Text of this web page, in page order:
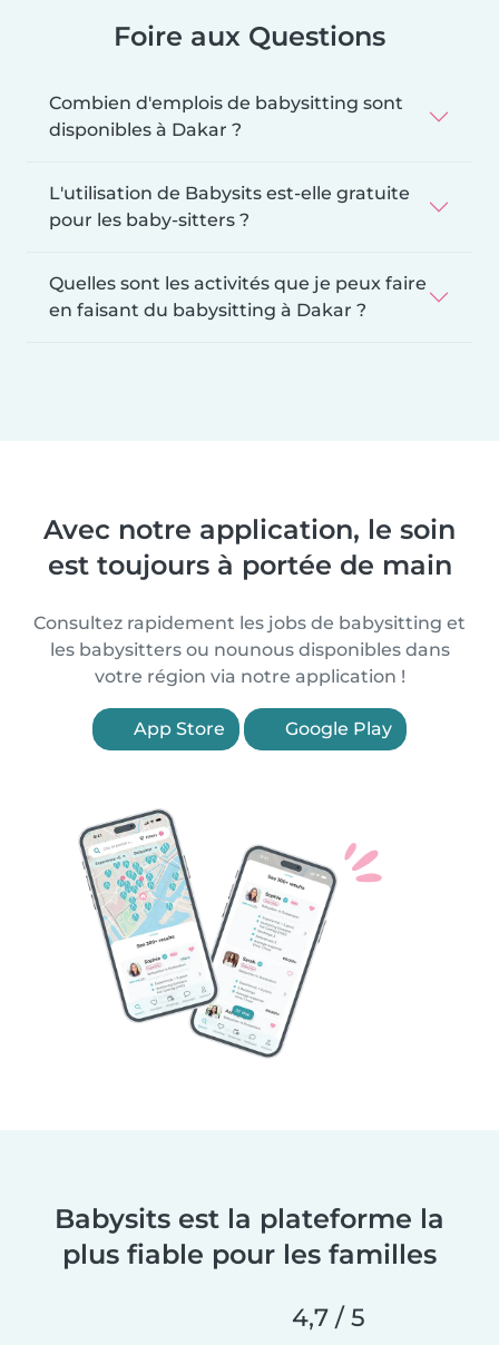
Foire aux Questions
Combien d'emplois de babysitting sont
disponibles à Dakar ?
L'utilisation de Babysits est-elle gratuite
pour les baby-sitters ?
Quelles sont les activités que je peux faire
en faisant du babysitting à Dakar ?
Avec notre application, le soin
est toujours à portée de main
Consultez rapidement les jobs de babysitting et
les babysitters ou nounous disponibles dans
votre région via notre application !
App Store Google Play
Babysits est la plateforme la
plus fiable pour les familles
4,7 / 5